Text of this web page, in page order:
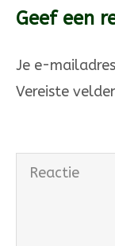
Geef een
Je e-
Vereiste
Reactie